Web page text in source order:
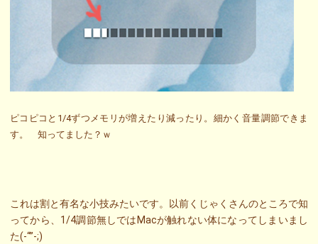
ピコピコと1/4ずつメモリが増えたり減ったり。細かく音量調節できま
す。 知ってました？ｗ
これは割と有名な小技みたいです。以前くじゃくさんのところで知
ってから、1/4調節無しではMacが触れない体になってしまいまし
た(-“”-;)